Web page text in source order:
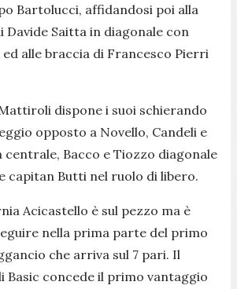
Bartolucci, affidandosi poi alla
Davide Saitta in diagonale con
alle braccia di Francesco Pierri
dispone i suoi schierando
opposto a Novello, Candeli e
Bacco e Tiozzo diagonale
capitan Butti nel ruolo di libero.
Acicastello è sul pezzo ma è
nella prima parte del primo
che arriva sul 7 pari. Il
Basic concede il primo vantaggio